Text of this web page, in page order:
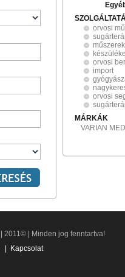
orvosi
műszerek
orvosi
import
orvosi
MÁRKÁK
VARIAN
| 2011© | Minden jog fenntartva!
Kapcsolat